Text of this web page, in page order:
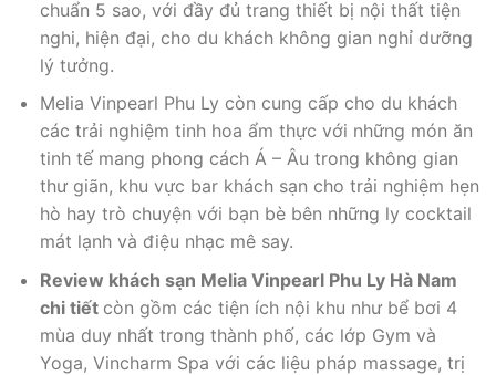
chuẩn 5 sao, với đầy đủ trang thiết bị nội thất tiện
nghi, hiện đại, cho du khách không gian nghỉ dưỡng
lý tưởng.
Melia Vinpearl Phu Ly còn cung cấp cho du khách
các trải nghiệm tinh hoa ẩm thực với những món ăn
tinh tế mang phong cách Á – Âu trong không gian
thư giãn, khu vực bar khách sạn cho trải nghiệm hẹn
hò hay trò chuyện với bạn bè bên những ly cocktail
mát lạnh và điệu nhạc mê say.
Review khách sạn Melia Vinpearl Phu Ly Hà Nam
chi tiết còn gồm các tiện ích nội khu như bể bơi 4
mùa duy nhất trong thành phố, các lớp Gym và
Yoga, Vincharm Spa với các liệu pháp massage, trị